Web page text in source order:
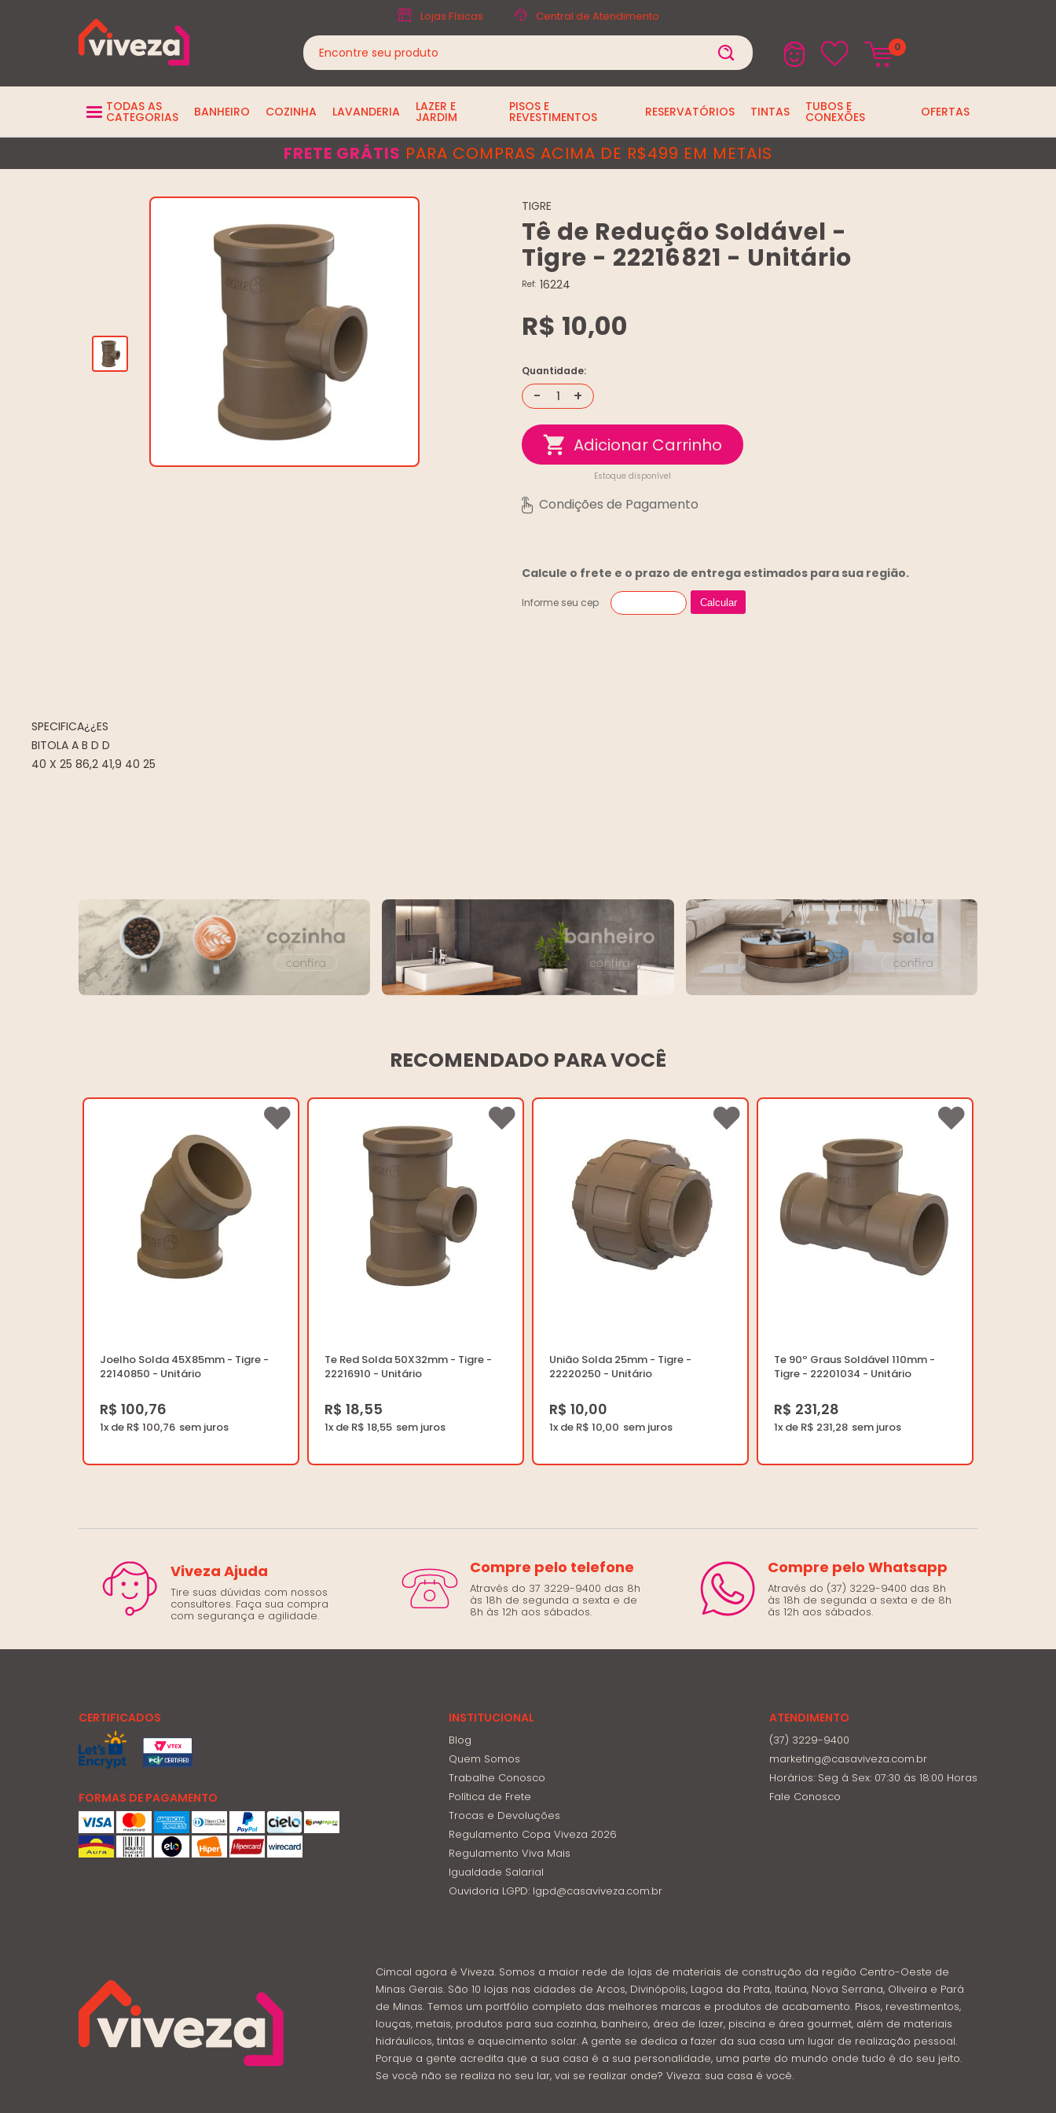
Lojas Físicas Central de Atendimento
0
TODAS AS
CATEGORIAS BANHEIRO COZINHA LAVANDERIA LAZER E
JARDIM
PISOS E
REVESTIMENTOS RESERVATÓRIOS TINTAS TUBOS E
CONEXÕES OFERTAS
FRETE GRÁTIS PARA COMPRAS ACIMA DE R$499 EM METAIS
TIGRE
Tê de Redução Soldável -
Tigre - 22216821 - Unitário
Ref: 16224
R$ 10,00
Quantidade:
- +
Estoque disponível
Calcule o frete e o prazo de entrega estimados para sua região.
Informe seu cep Calcular
SPECIFICA¿¿ES
BITOLA A B D D
40 X 25 86,2 41,9 40 25
RECOMENDADO PARA VOCÊ
Joelho Solda 45X85mm - Tigre -
22140850 - Unitário
R$ 100,76
1x de R$ 100,76
Te Red Solda 50X32mm - Tigre -
22216910 - Unitário
R$ 18,55
1x de R$ 18,55
União Solda 25mm - Tigre -
22220250 - Unitário
R$ 10,00
1x de R$ 10,00
Te 90º Graus Soldável 110mm -
Tigre - 22201034 - Unitário
R$ 231,28
1x de R$ 231,28
Viveza Ajuda
Tire suas dúvidas com nossos
consultores. Faça sua compra
com segurança e agilidade.
Compre pelo telefone
Através do 37 3229-9400 das 8h
às 18h de segunda a sexta e de
8h às 12h aos sábados.
Compre pelo Whatsapp
Através do (37) 3229-9400 das 8h
às 18h de segunda a sexta e de 8h
às 12h aos sábados.
CERTIFICADOS
FORMAS DE PAGAMENTO
INSTITUCIONAL
Blog
Quem Somos
Trabalhe Conosco
Política de Frete
Trocas e Devoluções
Regulamento Copa Viveza 2026
Regulamento Viva Mais
Igualdade Salarial
Ouvidoria LGPD: lgpd@casaviveza.com.br
ATENDIMENTO
(37) 3229-9400
marketing@casaviveza.com.br
Horários: Seg á Sex: 07:30 ás 18:00 Horas
Fale Conosco
Cimcal agora é Viveza. Somos a maior rede de lojas de materiais de construção da região Centro-Oeste de
Minas Gerais. São 10 lojas nas cidades de Arcos, Divinópolis, Lagoa da Prata, Itaúna, Nova Serrana, Oliveira e Pará
de Minas. Temos um portfólio completo das melhores marcas e produtos de acabamento. Pisos, revestimentos,
louças, metais, produtos para sua cozinha, banheiro, área de lazer, piscina e área gourmet, além de materiais
hidráulicos, tintas e aquecimento solar. A gente se dedica a fazer da sua casa um lugar de realização pessoal.
Porque a gente acredita que a sua casa é a sua personalidade, uma parte do mundo onde tudo é do seu jeito.
Se você não se realiza no seu lar, vai se realizar onde? Viveza: sua casa é você.